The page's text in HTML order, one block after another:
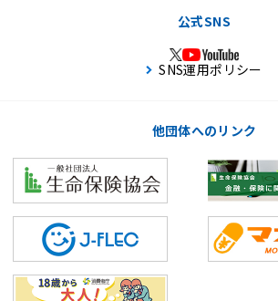
公式SNS
SNS運用ポリシー
他団体へのリンク